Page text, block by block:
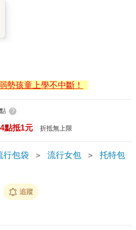
勢孩童上學不中斷！
點 ?
點抵1元 折抵無上限
行包袋 ＞ 流行女包 ＞ 托特包
追蹤